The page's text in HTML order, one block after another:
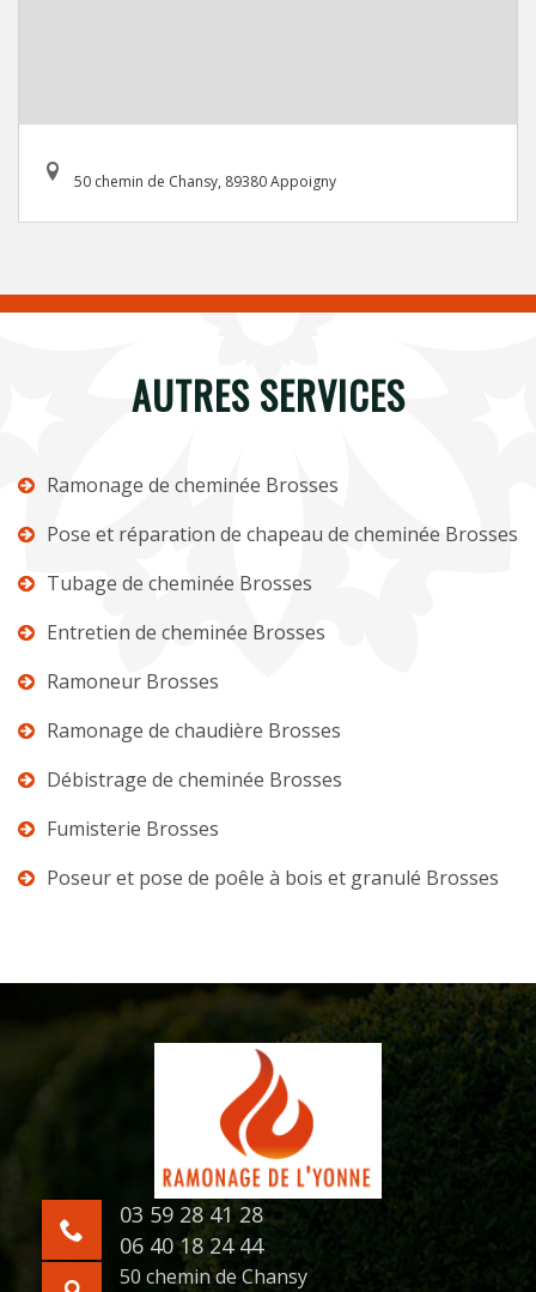
50 chemin de Chansy, 89380 Appoigny
AUTRES SERVICES
Ramonage de cheminée Brosses
Pose et réparation de chapeau de cheminée Brosses
Tubage de cheminée Brosses
Entretien de cheminée Brosses
Ramoneur Brosses
Ramonage de chaudière Brosses
Débistrage de cheminée Brosses
Fumisterie Brosses
Poseur et pose de poêle à bois et granulé Brosses
03 59 28 41 28
06 40 18 24 44
50 chemin de Chansy